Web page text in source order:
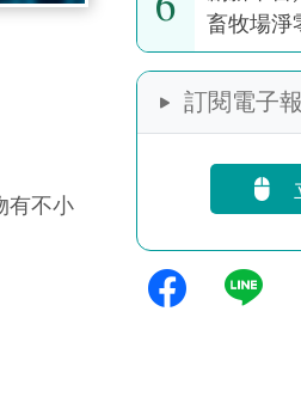
有不小
畜牧場淨
訂閱電子報